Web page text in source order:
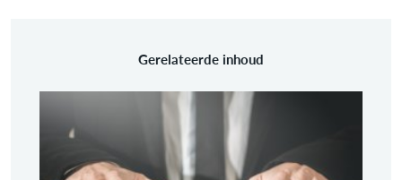
Gerelateerde inhoud